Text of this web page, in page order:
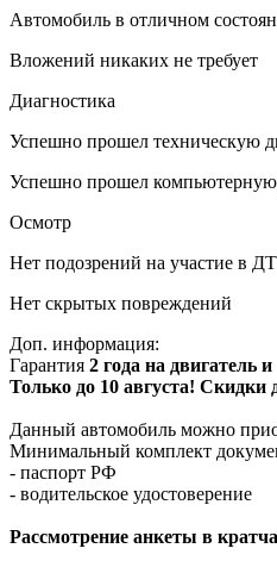
Автомобиль в отличном
Вложений никаких не требует
Диагностика
Успешно прошел техническую
Успешно прошел компьютерную
Осмотр
Нет подозрений на участие в
Нет скрытых повреждений
Доп. информация:
Гарантия 2 года на двигатель
Только до 10 августа! Скидки
Данный автомобиль можно
Минимальный комплект
- паспорт РФ
- водительское удостоверение
Рассмотрение анкеты в